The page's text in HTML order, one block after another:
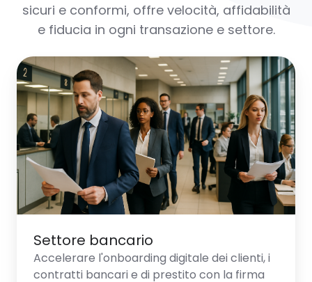
sicuri e conformi, offre velocità, affidabilità
e fiducia in ogni transazione e settore.
Settore bancario
Accelerare l'onboarding digitale dei clienti, i
contratti bancari e di prestito con la firma
Settore
bancario